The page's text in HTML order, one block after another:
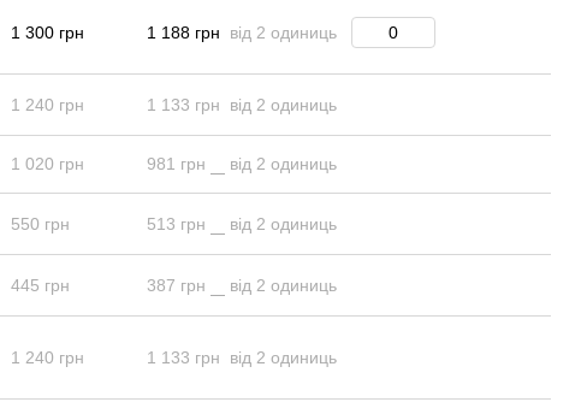
1 300 грн 1 188 грн від 2 одиниць
1 240 грн 1 133 грн від 2 одиниць
1 020 грн 981 грн від 2 одиниць
550 грн 513 грн від 2 одиниць
445 грн 387 грн від 2 одиниць
1 240 грн 1 133 грн від 2 одиниць